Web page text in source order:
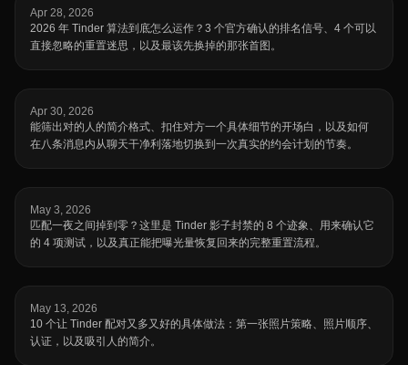
Apr 28, 2026
2026 年 Tinder 算法到底怎么运作？3 个官方确认的排名信号、4 个可以
直接忽略的重置迷思，以及最该先换掉的那张首图。
Apr 30, 2026
能筛出对的人的简介格式、扣住对方一个具体细节的开场白，以及如何
在八条消息内从聊天干净利落地切换到一次真实的约会计划的节奏。
May 3, 2026
匹配一夜之间掉到零？这里是 Tinder 影子封禁的 8 个迹象、用来确认它
的 4 项测试，以及真正能把曝光量恢复回来的完整重置流程。
May 13, 2026
10 个让 Tinder 配对又多又好的具体做法：第一张照片策略、照片顺序、
认证，以及吸引人的简介。